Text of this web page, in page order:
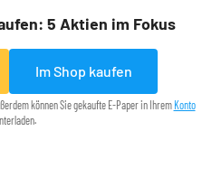
5 Aktien im Fokus
Im Shop kaufen
können Sie gekaufte E-Paper in Ihrem Konto